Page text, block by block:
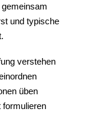
und typische
verstehen
üben
formulieren